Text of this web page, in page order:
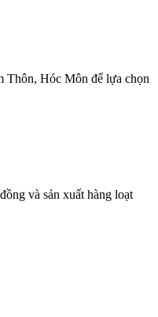
Thôn, Hóc Môn để lựa chọn
và sản xuất hàng loạt